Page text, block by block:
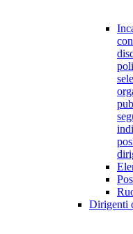
Dirigenti